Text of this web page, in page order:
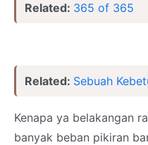
Related: 365 of 365
Related: Sebuah
Kenapa ya belakangan
banyak beban pikiran